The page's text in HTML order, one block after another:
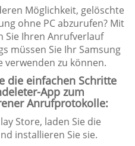
Möglichkeit, gelöschte
ohne PC abzurufen? Mit
Sie Ihren Anrufverlauf
müssen Sie Ihr Samsung
zu können.
die einfachen Schritte
App zum
Anrufprotokolle:
Store, laden Sie die
installieren Sie sie.